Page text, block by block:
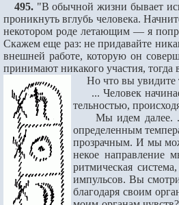
495. "В обычной жизни бывает
проникнуть вглубь человека.
некотором роде летающим — я
Скажем еще раз: не придавайте
внешней работе, которую он
принимают никакого участия, тогда
Но что вы увидите
... Человек
тельностью,
Мы идем далее. ...
определен­ным
прозрачным. И мы
некое направление
ритмическая
импульсов. Вы
благода­ря своим